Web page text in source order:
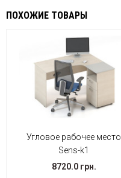
ПОХОЖИЕ ТОВАРЫ
Угловое рабочее место
Sens-k1
8720.0 грн.